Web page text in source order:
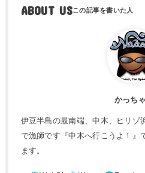
ABOUT US
かっち
伊豆半島の最南端、中木、ヒリゾ
で漁師です『中木へ行こうよ！』
ます。